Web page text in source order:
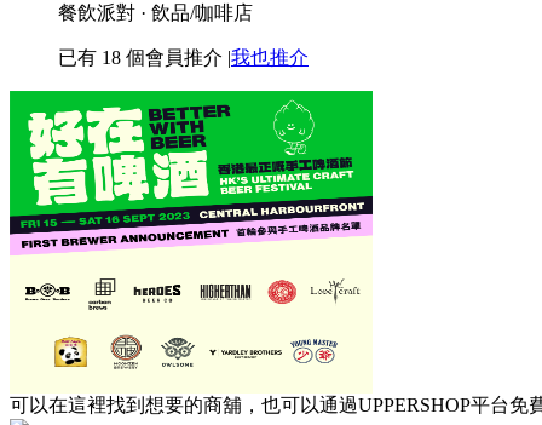
餐飲派對 · 飲品/咖啡店
已有 18 個會員推介 |我也推介
可以在這裡找到想要的商舖，也可以通過UPPERSHOP平台